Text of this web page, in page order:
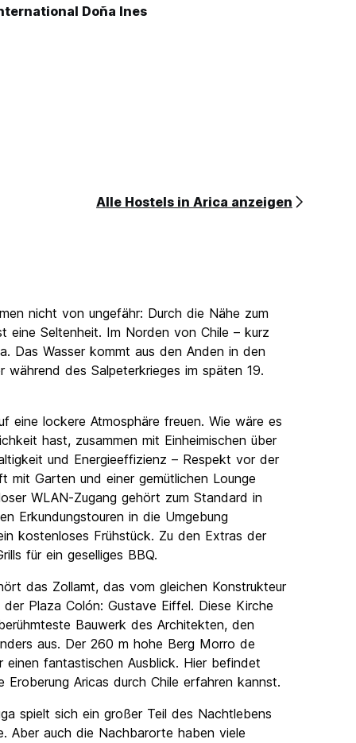
Doña Ines
Alle Hostels in Arica anzeigen
nicht von ungefähr: Durch die Nähe zum
eine Seltenheit. Im Norden von Chile – kurz
Das Wasser kommt aus den Anden in den
des Salpeterkrieges im späten 19.
eine lockere Atmosphäre freuen. Wie wäre es
hast, zusammen mit Einheimischen über
und Energieeffizienz – Respekt vor der
mit Garten und einer gemütlichen Lounge
WLAN-Zugang gehört zum Standard in
Erkundungstouren in die Umgebung
kostenloses Frühstück. Zu den Extras der
für ein geselliges BBQ.
das Zollamt, das vom gleichen Konstrukteur
Plaza Colón: Gustave Eiffel. Diese Kirche
Bauwerk des Architekten, den
aus. Der 260 m hohe Berg Morro de
fantastischen Ausblick. Hier befindet
Aricas durch Chile erfahren kannst.
spielt sich ein großer Teil des Nachtlebens
Aber auch die Nachbarorte haben viele